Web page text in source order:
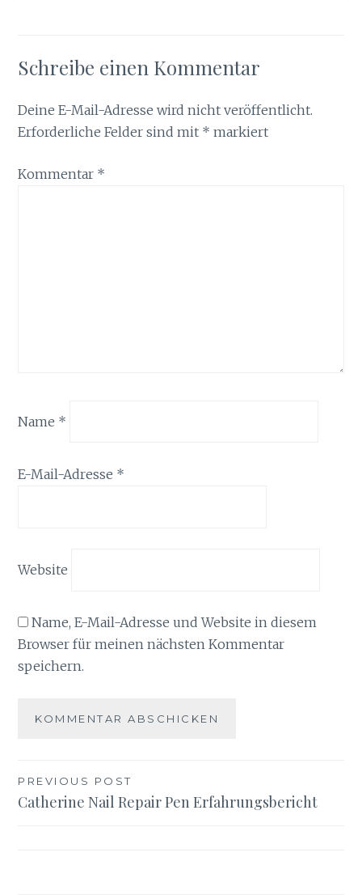
Schreibe einen Kommentar
Deine E-Mail-Adresse wird nicht veröffentlicht.
Erforderliche Felder sind mit * markiert
Kommentar *
Name *
E-Mail-Adresse *
Website
Name, E-Mail-Adresse und Website in diesem
Browser für meinen nächsten Kommentar
speichern.
Beitragsnavigation
PREVIOUS POST
Catherine Nail Repair Pen Erfahrungsbericht